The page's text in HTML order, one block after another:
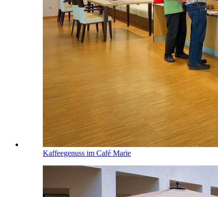
Kaffeegenuss im Café Marie